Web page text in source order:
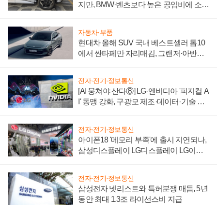
지만, BMW·벤츠보다 높은 공임비에 소비
자동차·부품
현대차 올해 SUV 국내 베스트셀러 톱10
에서 싼타페만 자리매김, 그랜저·아반떼
전자·전기·정보통신
[AI 뭉쳐야 산다⑧] LG·엔비디아 '피지컬 A
I' 동맹 강화, 구광모 제조·데이터·기술 결
전자·전기·정보통신
아이폰18 '메모리 부족'에 출시 지연되나,
삼성디스플레이 LG디스플레이 LG이노
전자·전기·정보통신
삼성전자 넷리스트와 특허분쟁 매듭, 5년
동안 최대 1.3조 라이선스비 지급